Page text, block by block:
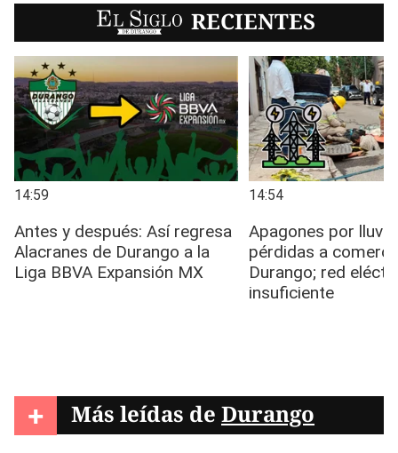
EL SIGLO RECIENTES
+ Más leídas de Durango